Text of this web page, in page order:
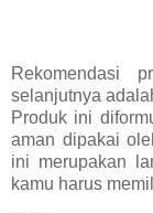
Rekomendasi
selanjutnya
Produk ini
aman dipakai
ini merupakan
kamu harus